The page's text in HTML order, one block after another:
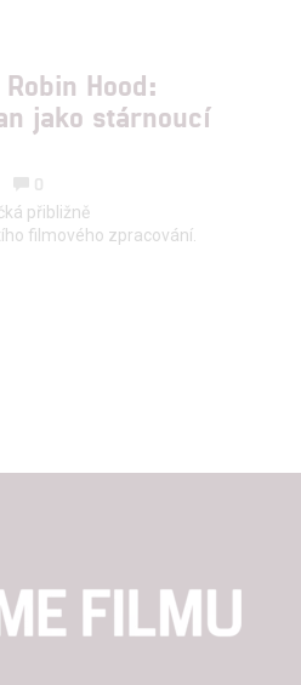
Hood:
jako stárnoucí
0
přibližně
filmového zpracování.